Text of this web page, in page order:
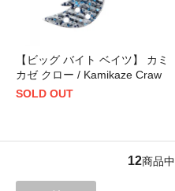
【ビッグ バイト ベイツ】 カミ
カゼ クロー / Kamikaze Craw
SOLD OUT
12商品中